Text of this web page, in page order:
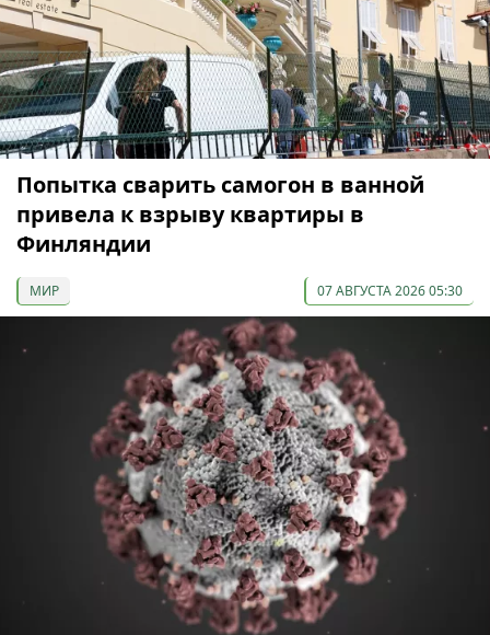
Попытка сварить самогон в ванной
привела к взрыву квартиры в
Финляндии
МИР 07 АВГУСТА 2026 05:30